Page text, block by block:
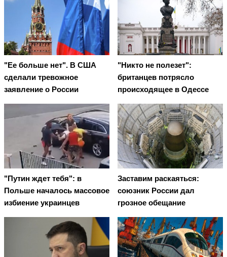
"Ее больше нет". В США
сделали тревожное
заявление о России
"Никто не полезет":
британцев потрясло
происходящее в Одессе
"Путин ждет тебя": в
Польше началось массовое
избиение украинцев
Заставим раскаяться:
союзник России дал
грозное обещание